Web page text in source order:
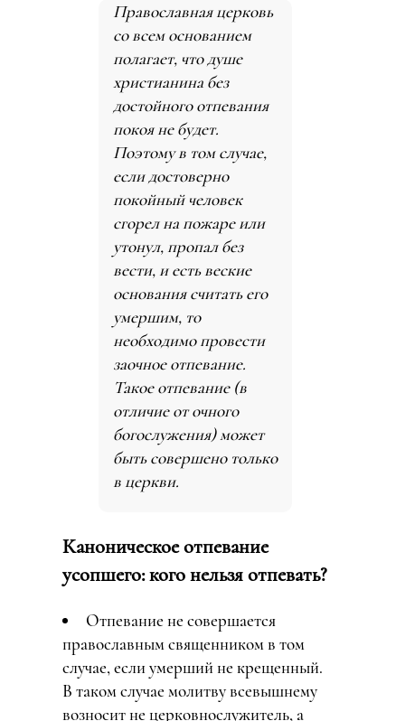
Православная церковь
со всем основанием
полагает, что душе
христианина без
достойного отпевания
покоя не будет.
Поэтому в том случае,
если достоверно
покойный человек
сгорел на пожаре или
утонул, пропал без
вести, и есть веские
основания считать его
умершим, то
необходимо провести
заочное отпевание.
Такое отпевание (в
отличие от очного
богослужения) может
быть совершено только
в церкви.
Каноническое отпевание
усопшего: кого нельзя отпевать?
Отпевание не совершается
православным священником в том
случае, если умерший не крещенный.
В таком случае молитву всевышнему
возносит не церковнослужитель, а